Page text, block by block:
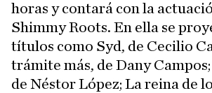
horas y contará con la
Shimmy Roots. En ella se
títulos como Syd, de Cecilio
trámite más, de Dany
de Néstor López; La reina de